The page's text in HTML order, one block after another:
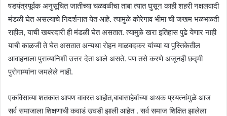
षडयंत्रपूर्वक अनुसूचित जातीच्या चळवळीचा ताबा त्यात घुसून काही शहरी नक्षलवादी
मंडळी घेत असल्याचे निदर्शनात येत आहे. त्यामुळे कोरेगाव भीमा ची जखम भळभळती
राहील, याची खबरदारी ही मंडळी घेत असतात. त्यामुळे खरा इतिहास पुढे येणार नाही
याची काळजी ते घेत असतात अन्यथा रोहन माळवदकर यांच्या या पुस्तिकेतील
आवाहनाला पुराव्यानिशी उत्तर देता आले असते. पण तसे करणे अजूनही छद्मी
पुरोगाम्यांना जमलेले नाही.
एकविसाव्या शतकात आपण वावरत आहोत,बाबासाहेबांच्या अथक प्रयत्नांमुळे आज
सर्व समाजाला शिक्षणाची कवाडं उघडी झाली आहेत . सर्व समाज शिक्षित झालेला